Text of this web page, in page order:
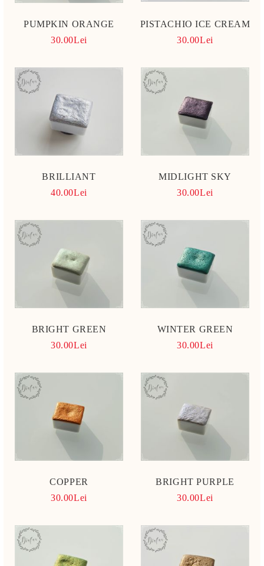
PUMPKIN ORANGE
30.00Lei
PISTACHIO ICE CREAM
30.00Lei
BRILLIANT
40.00Lei
MIDLIGHT SKY
30.00Lei
BRIGHT GREEN
30.00Lei
WINTER GREEN
30.00Lei
COPPER
30.00Lei
BRIGHT PURPLE
30.00Lei